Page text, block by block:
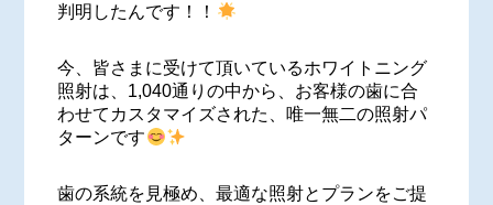
判明したんです！！
今、皆さまに受けて頂いているホワイトニング
照射は、1,040通りの中から、お客様の歯に合
わせてカスタマイズされた、唯一無二の照射パ
ターンです
歯の系統を見極め、最適な照射とプランをご提